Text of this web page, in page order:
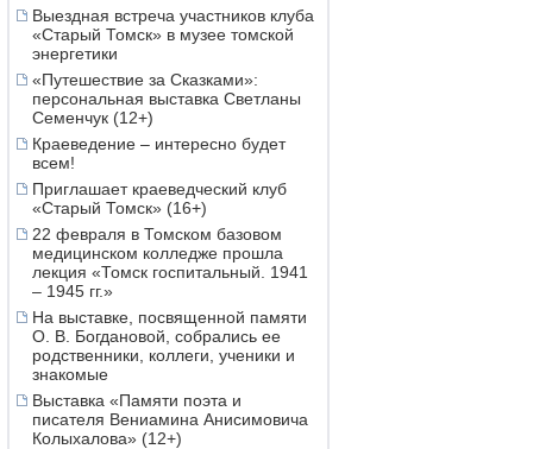
Выездная встреча участников клуба
«Старый Томск» в музее томской
энергетики
«Путешествие за Сказками»:
персональная выставка Светланы
Семенчук (12+)
Краеведение – интересно будет
всем!
Приглашает краеведческий клуб
«Старый Томск» (16+)
22 февраля в Томском базовом
медицинском колледже прошла
лекция «Томск госпитальный. 1941
– 1945 гг.»
На выставке, посвященной памяти
О. В. Богдановой, собрались ее
родственники, коллеги, ученики и
знакомые
Выставка «Памяти поэта и
писателя Вениамина Анисимовича
Колыхалова» (12+)